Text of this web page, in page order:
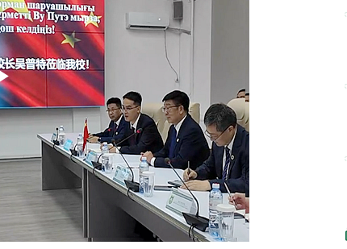
Play
Video